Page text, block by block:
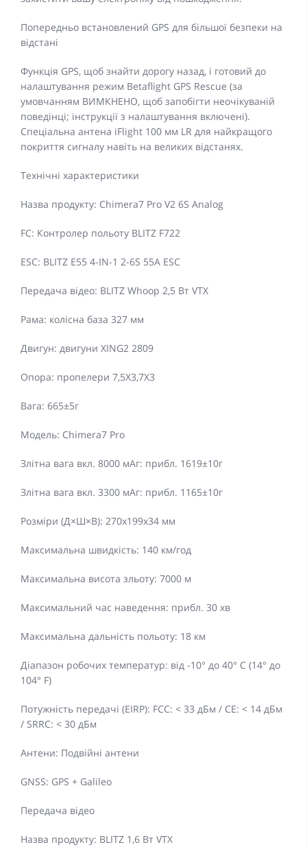
Попередньо встановлений GPS для більшої безпеки на
відстані
Функція GPS, щоб знайти дорогу назад, і готовий до
налаштування режим Betaflight GPS Rescue (за
умовчанням ВИМКНЕНО, щоб запобігти неочікуваній
поведінці; інструкції з налаштування включені).
Спеціальна антена iFlight 100 мм LR для найкращого
покриття сигналу навіть на великих відстанях.
Технічні характеристики
Назва продукту: Chimera7 Pro V2 6S Analog
FC: Контролер польоту BLITZ F722
ESC: BLITZ E55 4-IN-1 2-6S 55A ESC
Передача відео: BLITZ Whoop 2,5 Вт VTX
Рама: колісна база 327 мм
Двигун: двигуни XING2 2809
Опора: пропелери 7,5X3,7X3
Вага: 665±5г
Модель: Chimera7 Pro
Злітна вага вкл. 8000 мАг: прибл. 1619±10г
Злітна вага вкл. 3300 мАг: прибл. 1165±10г
Розміри (Д×Ш×В): 270x199x34 мм
Максимальна швидкість: 140 км/год
Максимальна висота зльоту: 7000 м
Максимальний час наведення: прибл. 30 хв
Максимальна дальність польоту: 18 км
Діапазон робочих температур: від -10° до 40° C (14° до
104° F)
Потужність передачі (EIRP): FCC: < 33 дБм / CE: < 14 дБм
/ SRRC: < 30 дБм
Антени: Подвійні антени
GNSS: GPS + Galileo
Передача відео
Назва продукту: BLITZ 1,6 Вт VTX